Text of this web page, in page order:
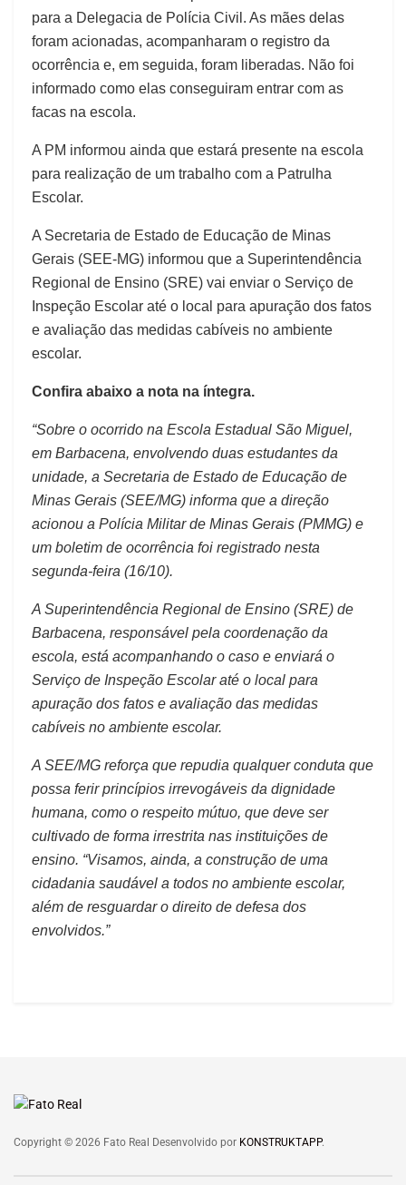
para a Delegacia de Polícia Civil. As mães delas
foram acionadas, acompanharam o registro da
ocorrência e, em seguida, foram liberadas. Não foi
informado como elas conseguiram entrar com as
facas na escola.
A PM informou ainda que estará presente na escola
para realização de um trabalho com a Patrulha
Escolar.
A Secretaria de Estado de Educação de Minas
Gerais (SEE-MG) informou que a Superintendência
Regional de Ensino (SRE) vai enviar o Serviço de
Inspeção Escolar até o local para apuração dos fatos
e avaliação das medidas cabíveis no ambiente
escolar.
Confira abaixo a nota na íntegra.
“Sobre o ocorrido na Escola Estadual São Miguel,
em Barbacena, envolvendo duas estudantes da
unidade, a Secretaria de Estado de Educação de
Minas Gerais (SEE/MG) informa que a direção
acionou a Polícia Militar de Minas Gerais (PMMG) e
um boletim de ocorrência foi registrado nesta
segunda-feira (16/10).
A Superintendência Regional de Ensino (SRE) de
Barbacena, responsável pela coordenação da
escola, está acompanhando o caso e enviará o
Serviço de Inspeção Escolar até o local para
apuração dos fatos e avaliação das medidas
cabíveis no ambiente escolar.
A SEE/MG reforça que repudia qualquer conduta que
possa ferir princípios irrevogáveis da dignidade
humana, como o respeito mútuo, que deve ser
cultivado de forma irrestrita nas instituições de
ensino. “Visamos, ainda, a construção de uma
cidadania saudável a todos no ambiente escolar,
além de resguardar o direito de defesa dos
envolvidos.”
Copyright © 2026 Fato Real Desenvolvido por KONSTRUKTAPP.